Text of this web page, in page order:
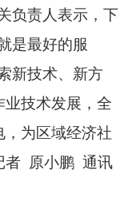
负责人表示， 下
是最好的服
新技术、 新方
技术发展， 全
为区域经济社
者 原小鹏 通讯